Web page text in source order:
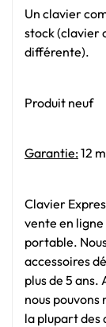
Un clavier
stock (clavier
différente).
Produit neuf
Garantie:12
Clavier
vente en
portable.
accessoires
plus de 5 ans.
nous
la plupart des